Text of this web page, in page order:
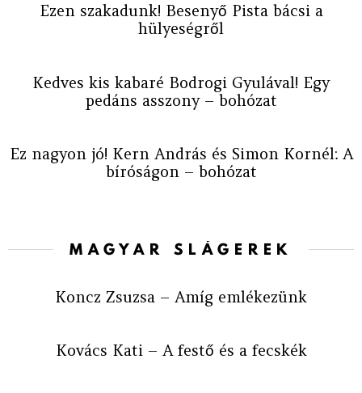
Ezen szakadunk! Besenyő Pista bácsi a
hülyeségről
Kedves kis kabaré Bodrogi Gyulával! Egy
pedáns asszony – bohózat
Ez nagyon jó! Kern András és Simon Kornél: A
bíróságon – bohózat
MAGYAR SLÁGEREK
Koncz Zsuzsa – Amíg emlékezünk
Kovács Kati – A festő és a fecskék